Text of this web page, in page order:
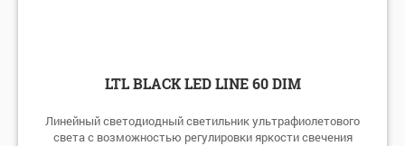
LTL BLACK LED LINE 60 DIM
Линейный светодиодный светильник ультрафиолетового
света с возможностью регулировки яркости свечения